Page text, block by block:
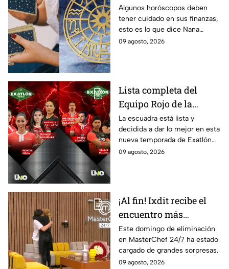
de agosto para cada
signo; deben tener
cuidado con sus
finanzas y evitar los
Algunos horóscopos deben
tener cuidado en sus finanzas,
esto es lo que dice Nana
Calistar en sus predicciones
09 agosto, 2026
Lista completa del
Equipo Rojo de la
décima Temporada de
Exatlón México
La escuadra está lista y
decidida a dar lo mejor en esta
nueva temporada de Exatlón
México.
09 agosto, 2026
¡Al fin! Ixdit recibe el
encuentro más
esperado en
MasterChef 24/7 este
domingo 9 de agosto
Este domingo de eliminación
en MasterChef 24/7 ha estado
cargado de grandes sorpresas.
09 agosto, 2026